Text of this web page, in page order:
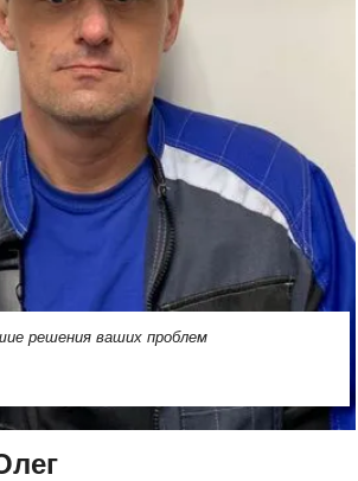
решения ваших проблем